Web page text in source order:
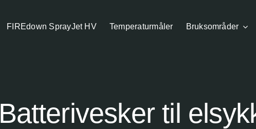
FIREdown SprayJet HV Temperaturmåler Bruksområder
Batterivesker til